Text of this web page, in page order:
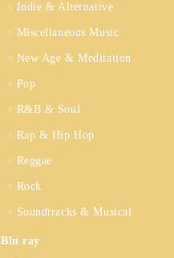
Indie & Alternative
Miscellaneous Music
New Age & Meditation
Pop
R&B & Soul
Rap & Hip Hop
Reggae
Rock
Soundtracks & Musical
Blu ray